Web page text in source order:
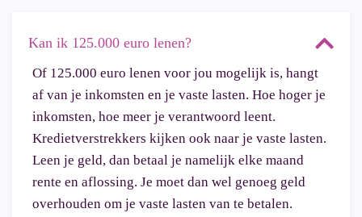
Kan ik 125.000 euro lenen?
Of 125.000 euro lenen voor jou mogelijk is, hangt
af van je inkomsten en je vaste lasten. Hoe hoger je
inkomsten, hoe meer je verantwoord leent.
Kredietverstrekkers kijken ook naar je vaste lasten.
Leen je geld, dan betaal je namelijk elke maand
rente en aflossing. Je moet dan wel genoeg geld
overhouden om je vaste lasten van te betalen.